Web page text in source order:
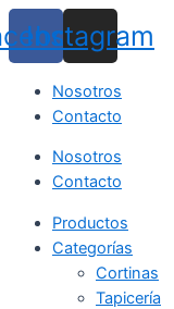
Ir
al
contenido
Instagram
Nosotros
Contacto
Nosotros
Contacto
Productos
Categorías
Cortinas
Tapicería